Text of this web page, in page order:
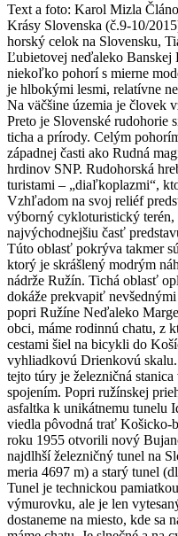
Text a foto: Karol Mizla
Krásy Slovenska (č.9-10/
horský celok na Slovensku,
Ľubietovej neďaleko
niekoľko pohorí s mierne
je hlbokými lesmi, relatívne
Na väčšine územia je človek
Preto je Slovenské rudohorie
ticha a prírody. Celým
západnej časti ako Rudná
hrdinov SNP. Rudohorská
turistami – „diaľkoplazmi“,
Vzhľadom na svoj reliéf
výborný cykloturistický terén,
najvýchodnejšiu časť
Túto oblasť pokrýva takmer
ktorý je skrášlený modrým
nádrže Ružín. Tichá oblasť
dokáže prekvapiť
popri Ružíne Neďaleko
obci, máme rodinnú chatu, z
cestami šiel na bicykli do
vyhliadkovú Drienkovú
tejto túry je železničná
spojením. Popri ružínskej
asfaltka k unikátnemu tunelu
viedla pôvodná trať Košicko-
roku 1955 otvorili nový
najdlhší železničný tunel na
meria 4697 m) a starý tunel
Tunel je technickou
výmurovku, ale je len
dostaneme na miesto, kde sa